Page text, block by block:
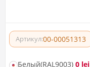
Артикул:00-00051313
Белый(RAL9003) 0 lei